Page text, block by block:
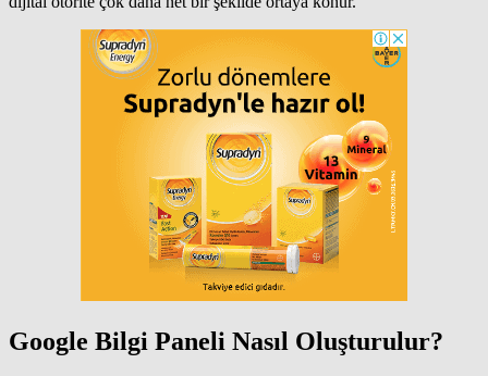
Google Bilgi Paneli Nasıl Oluşturulur?